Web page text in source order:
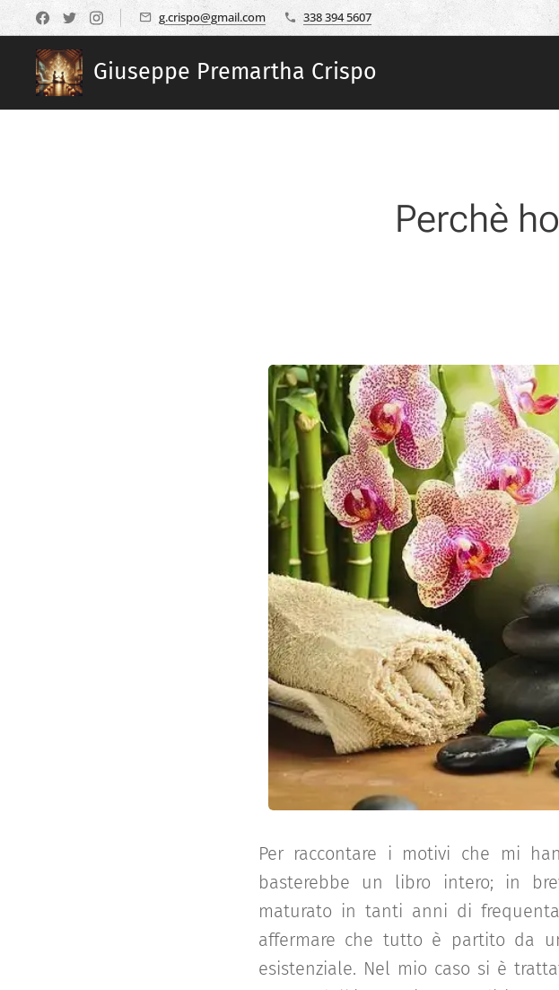
g.crispo@gmail.com 338 394 5607
Giuseppe Premartha Crispo
Perchè
Per raccontare i motivi che mi
basterebbe un libro intero; in
maturato in tanti anni di
affermare che tutto è partito da
esistenziale. Nel mio caso si è